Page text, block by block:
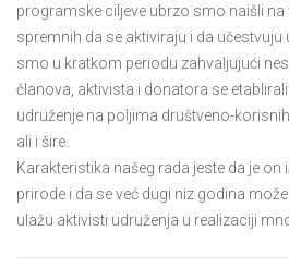
programske ciljeve ubrzo smo naišli
spremnih da se aktiviraju i da učestvuju
smo u kratkom periodu zahvaljujući
članova, aktivista i donatora se
udruženje na poljima društveno-
ali i šire.
Karakteristika našeg rada jeste da je
prirode i da se već dugi niz godina
ulažu aktivisti udruženja u realizaciji